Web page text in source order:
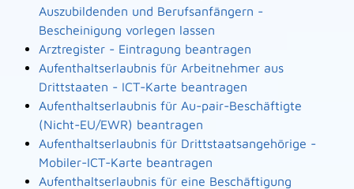
Auszubildenden und Berufsanfängern -
Bescheinigung vorlegen lassen
Arztregister - Eintragung beantragen
Aufenthaltserlaubnis für Arbeitnehmer aus
Drittstaaten - ICT-Karte beantragen
Aufenthaltserlaubnis für Au-pair-Beschäftigte
(Nicht-EU/EWR) beantragen
Aufenthaltserlaubnis für Drittstaatsangehörige -
Mobiler-ICT-Karte beantragen
Aufenthaltserlaubnis für eine Beschäftigung